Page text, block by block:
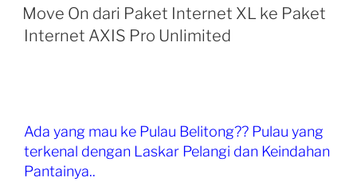
Super
Ngebut
GB
ON
Move On dari Paket Internet XL ke Paket
Internet AXIS Pro Unlimited
Ada yang mau ke Pulau Belitong?? Pulau yang
terkenal dengan Laskar Pelangi dan Keindahan
Pantainya..